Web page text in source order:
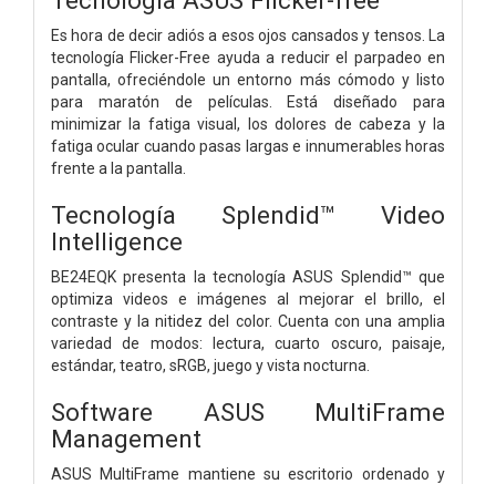
Es hora de decir adiós a esos ojos cansados y tensos. La
tecnología Flicker-Free ayuda a reducir el parpadeo en
pantalla, ofreciéndole un entorno más cómodo y listo
para maratón de películas. Está diseñado para
minimizar la fatiga visual, los dolores de cabeza y la
fatiga ocular cuando pasas largas e innumerables horas
frente a la pantalla.
Tecnología Splendid™ Video
Intelligence
BE24EQK presenta la tecnología ASUS Splendid™ que
optimiza videos e imágenes al mejorar el brillo, el
contraste y la nitidez del color. Cuenta con una amplia
variedad de modos: lectura, cuarto oscuro, paisaje,
estándar, teatro, sRGB, juego y vista nocturna.
Software ASUS MultiFrame
Management
ASUS MultiFrame mantiene su escritorio ordenado y